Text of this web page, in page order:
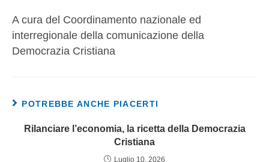
A cura del Coordinamento nazionale ed
interregionale della comunicazione della
Democrazia Cristiana
POTREBBE ANCHE PIACERTI
Rilanciare l’economia, la ricetta della Democrazia
Cristiana
Luglio 10, 2026